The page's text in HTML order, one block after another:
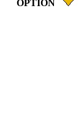
OPTION